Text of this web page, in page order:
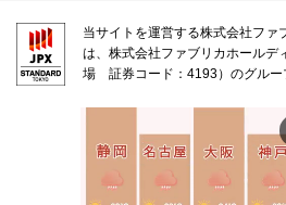
当サイトを運営する株式会社ファ
は、株式会社ファブリカホールデ
場 証券コード：4193）のグルー